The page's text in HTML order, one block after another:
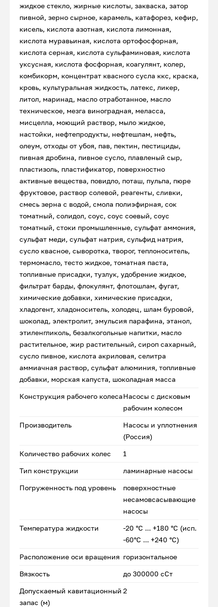
жидкое стекло, жирные кислоты, закваска, затор
пивной, зерно сырное, карамель, катафорез, кефир,
кисель, кислота азотная, кислота лимонная,
кислота муравьиная, кислота ортофосфорная,
кислота серная, кислота сульфаминовая, кислота
уксусная, кислота фосфорная, коагулянт, колер,
комбикорм, концентрат квасного сусла ккс, краска,
кровь, культуральная жидкость, латекс, ликер,
литол, маринад, масло отработанное, масло
техническое, мезга виноградная, меласса,
мисцелла, моющий раствор, мыло жидкое,
настойки, нефтепродукты, нефтешлам, нефть,
олеум, отходы от убоя, пав, пектин, пестициды,
пивная дробина, пивное сусло, плавленый сыр,
пластизоль, пластификатор, поверхностно
активные вещества, повидло, поташ, пульпа, пюре
фруктовое, раствор солевой, реагенты, сливки,
смесь зерна с водой, смола полиэфирная, сок
томатный, солидол, соус, соус соевый, соус
томатный, стоки промышленные, сульфат аммония,
сульфат меди, сульфат натрия, сульфид натрия,
сусло квасное, сыворотка, творог, теплоноситель,
термомасло, тесто жидкое, томатная паста,
топливные присадки, тузлук, удобрение жидкое,
фильтрат барды, флокулянт, флотошлам, фугат,
химические добавки, химические присадки,
хладогент, хладоноситель, холодец, шлам буровой,
шоколад, электролит, эмульсия парафина, этанол,
этиленгликоль, безалкогольные напитки, масло
растительное, жир растительный, сироп сахарный,
сусло пивное, кислота акриловая, селитра
аммиачная раствор, сульфат алюминия, топливные
добавки, морская капуста, шоколадная масса
Конструкция рабочего колесаНасосы с дисковым
рабочим колесом
Производитель
Насосы и уплотнения
(Россия)
Количество рабочих колес 1
Тип конструкции ламинарные насосы
Погруженность под уровень
поверхностные
несамовсасывающие
насосы
Температура жидкости
-20 °С ... +180 °С (исп.
-60°С ... +240 °С)
Расположение оси вращения горизонтальное
Вязкость до 300000 сСт
Допускаемый кавитационный
запас (м)
2